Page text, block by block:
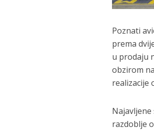
Poznati
prema
u prodaju
obzirom
realizacije
razdoblje